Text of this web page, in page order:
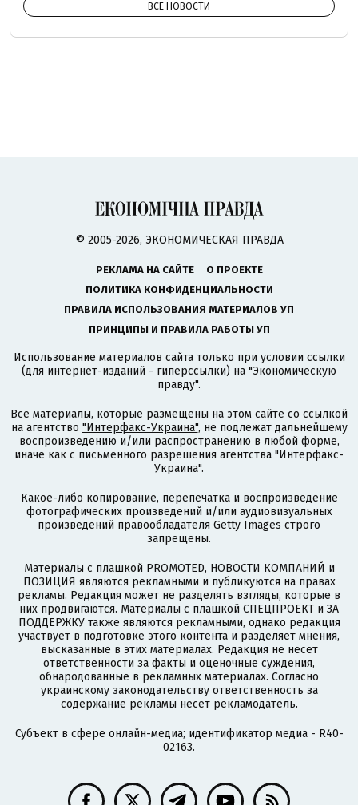
ВСЕ НОВОСТИ
© 2005-2026, ЭКОНОМИЧЕСКАЯ ПРАВДА
РЕКЛАМА НА САЙТЕ
О ПРОЕКТЕ
ПОЛИТИКА КОНФИДЕНЦИАЛЬНОСТИ
ПРАВИЛА ИСПОЛЬЗОВАНИЯ МАТЕРИАЛОВ УП
ПРИНЦИПЫ И ПРАВИЛА РАБОТЫ УП
Использование материалов сайта только при условии ссылки
(для интернет-изданий - гиперссылки) на "Экономическую
правду".
Все материалы, которые размещены на этом сайте со ссылкой
на агентство "Интерфакс-Украина", не подлежат дальнейшему
воспроизведению и/или распространению в любой форме,
иначе как с письменного разрешения агентства "Интерфакс-
Украина".
Какое-либо копирование, перепечатка и воспроизведение
фотографических произведений и/или аудиовизуальных
произведений правообладателя Getty Images строго
запрещены.
Материалы с плашкой PROMOTED, НОВОСТИ КОМПАНИЙ и
ПОЗИЦИЯ являются рекламными и публикуются на правах
рекламы. Редакция может не разделять взгляды, которые в
них продвигаются. Материалы с плашкой СПЕЦПРОЕКТ и ЗА
ПОДДЕРЖКУ также являются рекламными, однако редакция
участвует в подготовке этого контента и разделяет мнения,
высказанные в этих материалах. Редакция не несет
ответственности за факты и оценочные суждения,
обнародованные в рекламных материалах. Согласно
украинскому законодательству ответственность за
содержание рекламы несет рекламодатель.
Субъект в сфере онлайн-медиа; идентификатор медиа - R40-
02163.